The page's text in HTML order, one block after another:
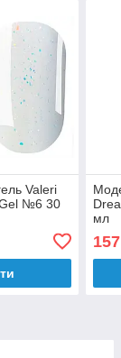
Valeri
№6 30
мл